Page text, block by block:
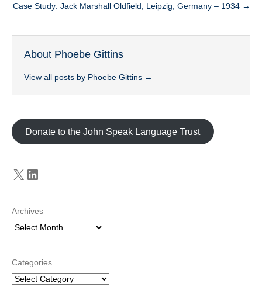
Case Study: Jack Marshall Oldfield, Leipzig, Germany – 1934 →
About Phoebe Gittins
View all posts by Phoebe Gittins →
Donate to the John Speak Language Trust
X LinkedIn
Archives
Categories